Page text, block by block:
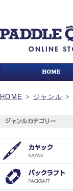
HOME > ジャンル >